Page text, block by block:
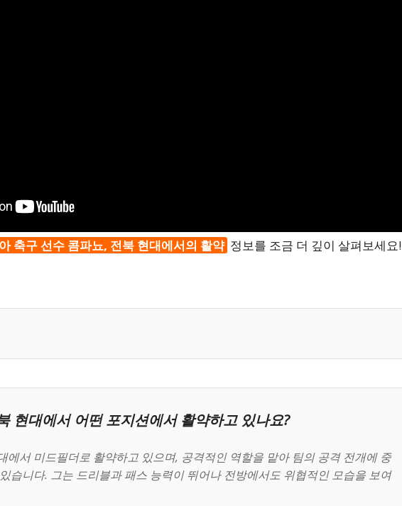
축구 선수 콤파뇨, 전북 현대에서의 활약 정보를 조금 더 깊이 살펴보세요!
현대에서 어떤 포지션에서 활약하고 있나요?
에서 미드필더로 활약하고 있으며, 공격적인 역할을 맡아 팀의 공격 전개에 중
습니다. 그는 드리블과 패스 능력이 뛰어나 전방에서도 위협적인 모습을 보여